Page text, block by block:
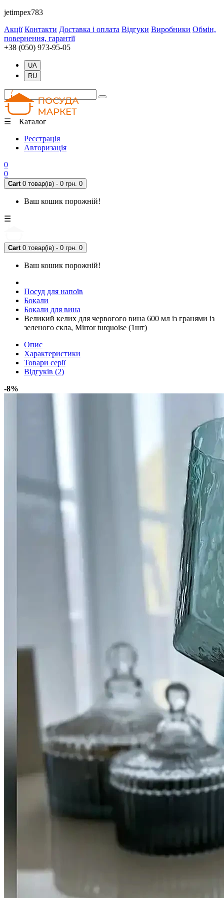
jetimpex783
Акції Контакти Доставка і оплата Відгуки Виробники Обмін,
повернення, гарантії
+38 (050) 973-95-05
UA
RU
☰ Каталог
Реєстрація
Авторизація
0
0
Cart 0 товар(ів) - 0 грн. 0
Ваш кошик порожній!
☰
Cart 0 товар(ів) - 0 грн. 0
Ваш кошик порожній!
Посуд для напоїв
Бокали
Бокали для вина
Великий келих для червогого вина 600 мл із гранями із
зеленого скла, Mirror turquoise (1шт)
Опис
Характеристики
Товари серії
Відгуків (2)
-8%